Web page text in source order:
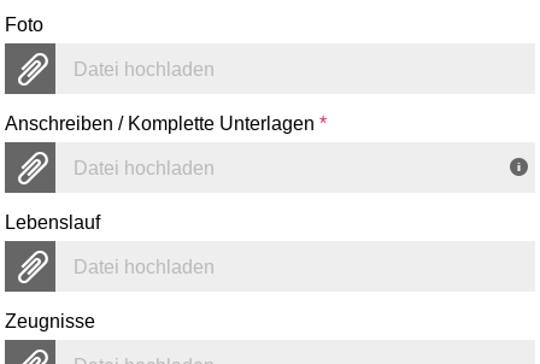
Foto
Datei hochladen
Anschreiben / Komplette Unterlagen*
Datei hochladen
Lebenslauf
Datei hochladen
Zeugnisse